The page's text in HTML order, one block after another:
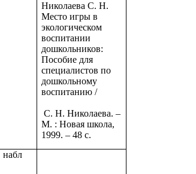
Николаева С. Н.
Место игры в
экологическом
воспитании
дошкольников:
Пособие для
специалистов по
дошкольному
воспитанию /
С. Н. Николаева. –
М. : Новая школа,
1999. – 48 с.
набл